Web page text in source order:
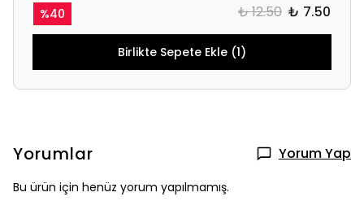
%40 ₺ 12.50 ₺ 7.50
Birlikte Sepete Ekle (1)
Yorumlar Yorum Yap
Bu ürün için henüz yorum yapılmamış.